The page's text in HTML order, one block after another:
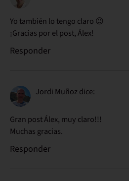
Yo también lo tengo claro 😉
¡Gracias por el post, Álex!
Responder
Jordi Muñozdice:
Gran post Álex, muy claro!!!
Muchas gracias.
Responder